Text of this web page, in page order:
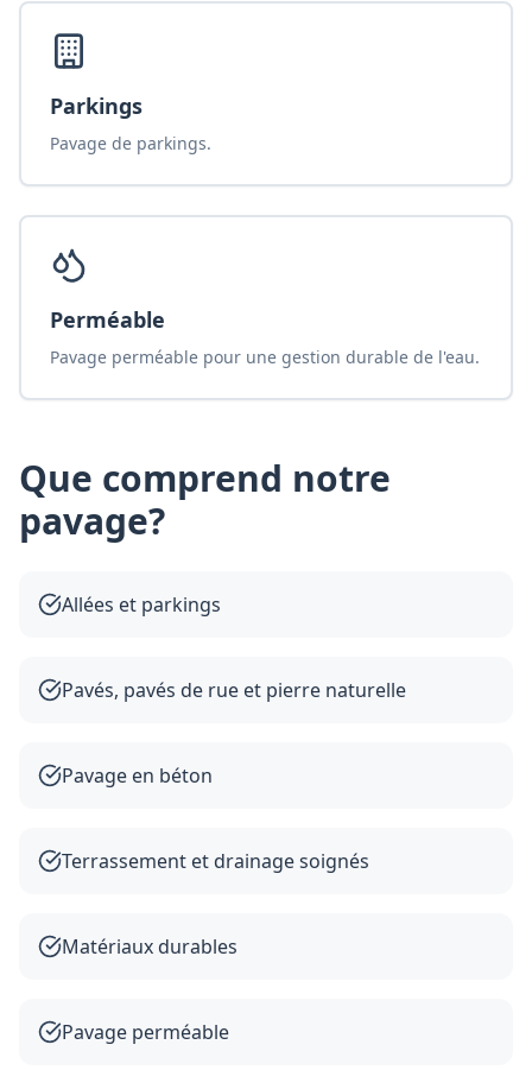
Parkings
Pavage de parkings.
Perméable
Pavage perméable pour une gestion durable de l'eau.
Que comprend notre
pavage?
Allées et parkings
Pavés, pavés de rue et pierre naturelle
Pavage en béton
Terrassement et drainage soignés
Matériaux durables
Pavage perméable